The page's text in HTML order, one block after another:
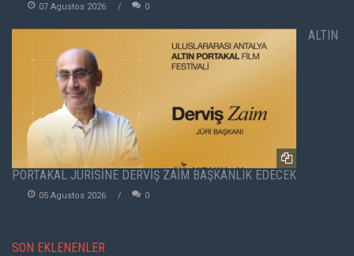
07 Agustos 2026 0
ALTIN
PORTAKAL JÜRİSİNE DERVİŞ ZAİM BAŞKANLIK EDECEK
05 Agustos 2026 0
SON EKLENENLER